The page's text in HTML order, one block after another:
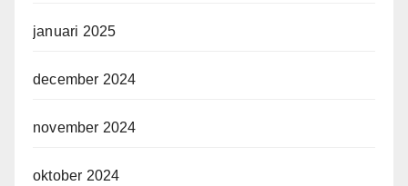
januari 2025
december 2024
november 2024
oktober 2024